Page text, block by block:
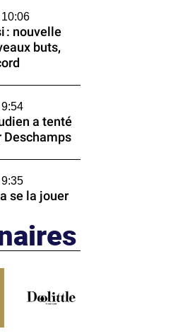
: nouvelle
buts,
a tenté
Deschamps
se la jouer